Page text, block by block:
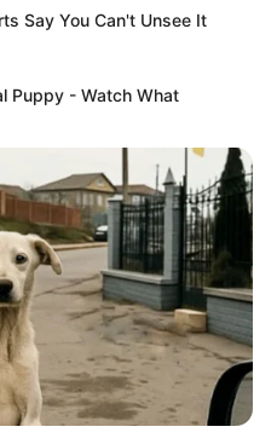
Say You Can't Unsee It
Puppy - Watch What